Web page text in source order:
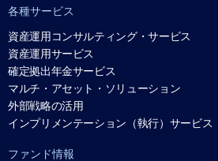
各種サービス
資産運用コンサルティング・サービス
資産運用サービス
確定拠出年金サービス
マルチ・アセット・ソリューション
外部戦略の活用
インプリメンテーション（執行）サービス
ファンド情報